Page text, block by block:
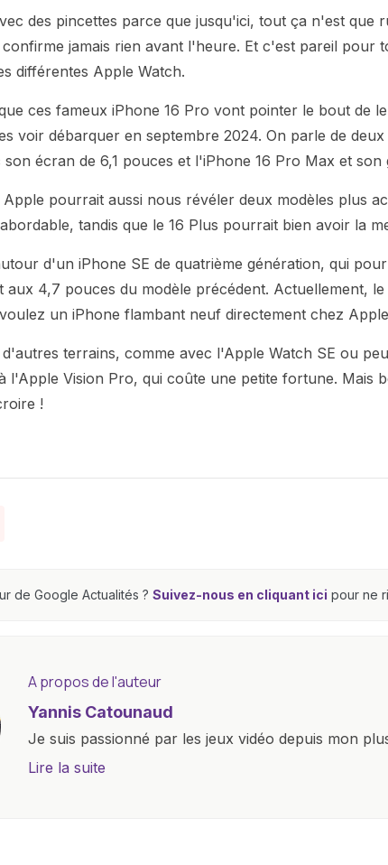
des pincettes parce que jusqu'ici, tout ça n'est que
jamais rien avant l'heure. Et c'est pareil pour
différentes Apple Watch.
ces fameux iPhone 16 Pro vont pointer le bout de
voir débarquer en septembre 2024. On parle de
écran de 6,1 pouces et l'iPhone 16 Pro Max et
pourrait aussi nous révéler deux modèles plus
tandis que le 16 Plus pourrait bien avoir la
d'un iPhone SE de quatrième génération, qui
4,7 pouces du modèle précédent. Actuellement,
un iPhone flambant neuf directement chez
terrains, comme avec l'Apple Watch SE ou
l'Apple Vision Pro, qui coûte une petite fortune. Mais
!
de Google Actualités ? Suivez-nous en cliquant ici pour ne
A propos de l'auteur
Yannis Catounaud
Je suis passionné par les jeux vidéo depuis mon
l'univers numérique m'a conduit à explorer
Lire la suite